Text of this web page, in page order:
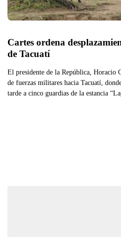
Cartes ordena
de Tacuatí
El presidente de la República, Horacio
de fuerzas militares hacia Tacuatí,
tarde a cinco guardias de la estancia